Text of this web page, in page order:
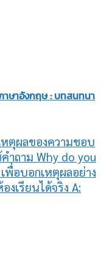
ษาอังกฤษ : บทสนทนา
ตุผลของความชอบ
ำถาม Why do you
พื่อบอกเหตุผลอย่าง
งเรียนได้จริง A: